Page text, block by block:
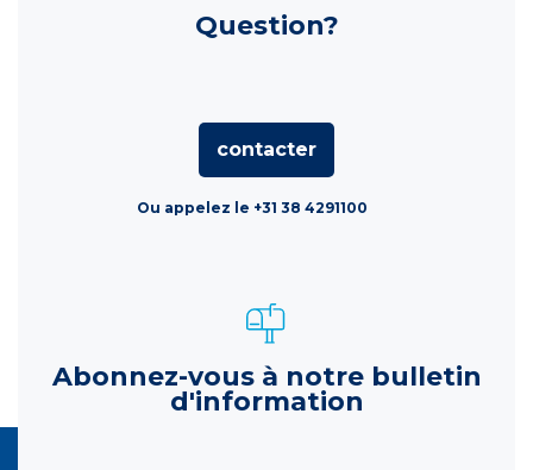
Question?
contacter
Ou appelez le +31 38 4291100
Abonnez-vous à notre bulletin
d'information